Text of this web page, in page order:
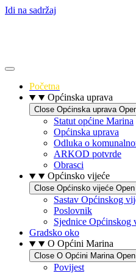
Idi na sadržaj
Početna
Općinska uprava
Close Općinska uprava
Statut općine Marina
Općinska uprava
Odluka o
ARKOD potvrde
Obrasci
Općinsko vijeće
Close Općinsko vijeće
Sastav Općinskog
Poslovnik
Sjednice Općinskog
Gradsko oko
O Općini Marina
Close O Općini Marina
Povijest